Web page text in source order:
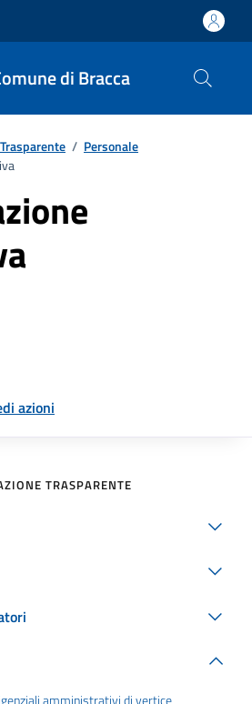
di Bracca
/ Personale
azioni
TRASPARENTE
amministrativi di vertice